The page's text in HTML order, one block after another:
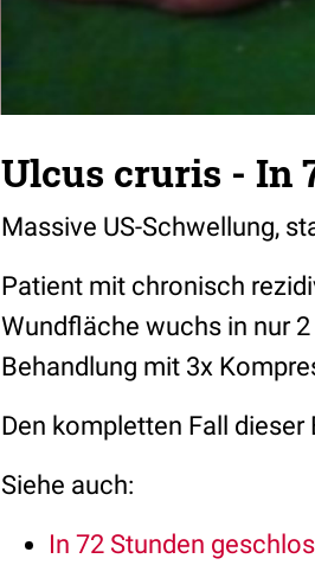
Ulcus cruris - In
Massive US-Schwellung,
Patient mit chronisch
Wundfläche wuchs in nur
Behandlung mit 3x
Den kompletten Fall dieser
Siehe auch:
In 72 Stunden